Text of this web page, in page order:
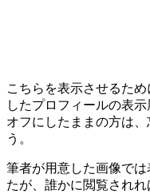
こちらを表示させるた
したプロフィールの表
オフにしたままの方は
う。
筆者が用意した画像で
たが、誰かに閲覧され